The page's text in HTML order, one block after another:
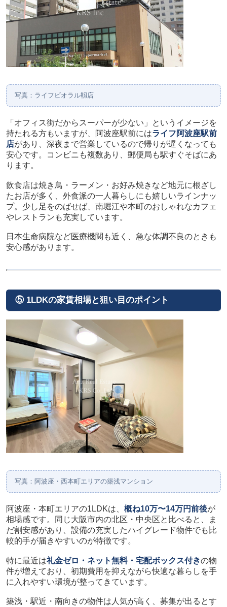
写真：ライフビオラル靱店
「オフィス街だからスーパーが少ない」というイメージを
持たれる方もいますが、阿波座駅前にはライフ阿波座駅前
店があり、深夜まで営業しているので帰りが遅くなっても
安心です。コンビニも複数あり、郵便局も駅すぐそばにあ
ります。
飲食店は焼き鳥・ラーメン・お好み焼きなど地元に根ざし
たお店が多く、外食派の一人暮らしにも嬉しいラインナッ
プ。少し足をのばせば、南堀江や本町のおしゃれなカフェ
やレストランも充実しています。
日本生命病院など医療機関も近く、急な体調不良のときも
安心感があります。
⑤ 1LDKの家賃相場と狙い目のポイント
写真：阿波座・西本町エリアの築浅マンション
阿波座・本町エリアの1LDKは、 概ね10万〜14万円前後が
相場感です。同じ大阪市内の北区・中央区と比べると、ま
だ割安感があり、設備の充実したハイグレード物件でも比
較的手が届きやすいのが特徴です。
特に最近は礼金ゼロ・ネット無料・宅配ボックス付きの物
件が増えており、初期費用を抑えながら快適な暮らしを手
に入れやすい環境が整ってきています。
築浅・駅近・南向きの物件は人気が高く、募集が出るとす